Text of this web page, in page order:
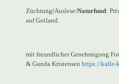
Züchtung/Auslese/Naturfund:
auf Gotland.
mit freundlicher Genehmigung
& Gunda Kristensenhttps://kalle-